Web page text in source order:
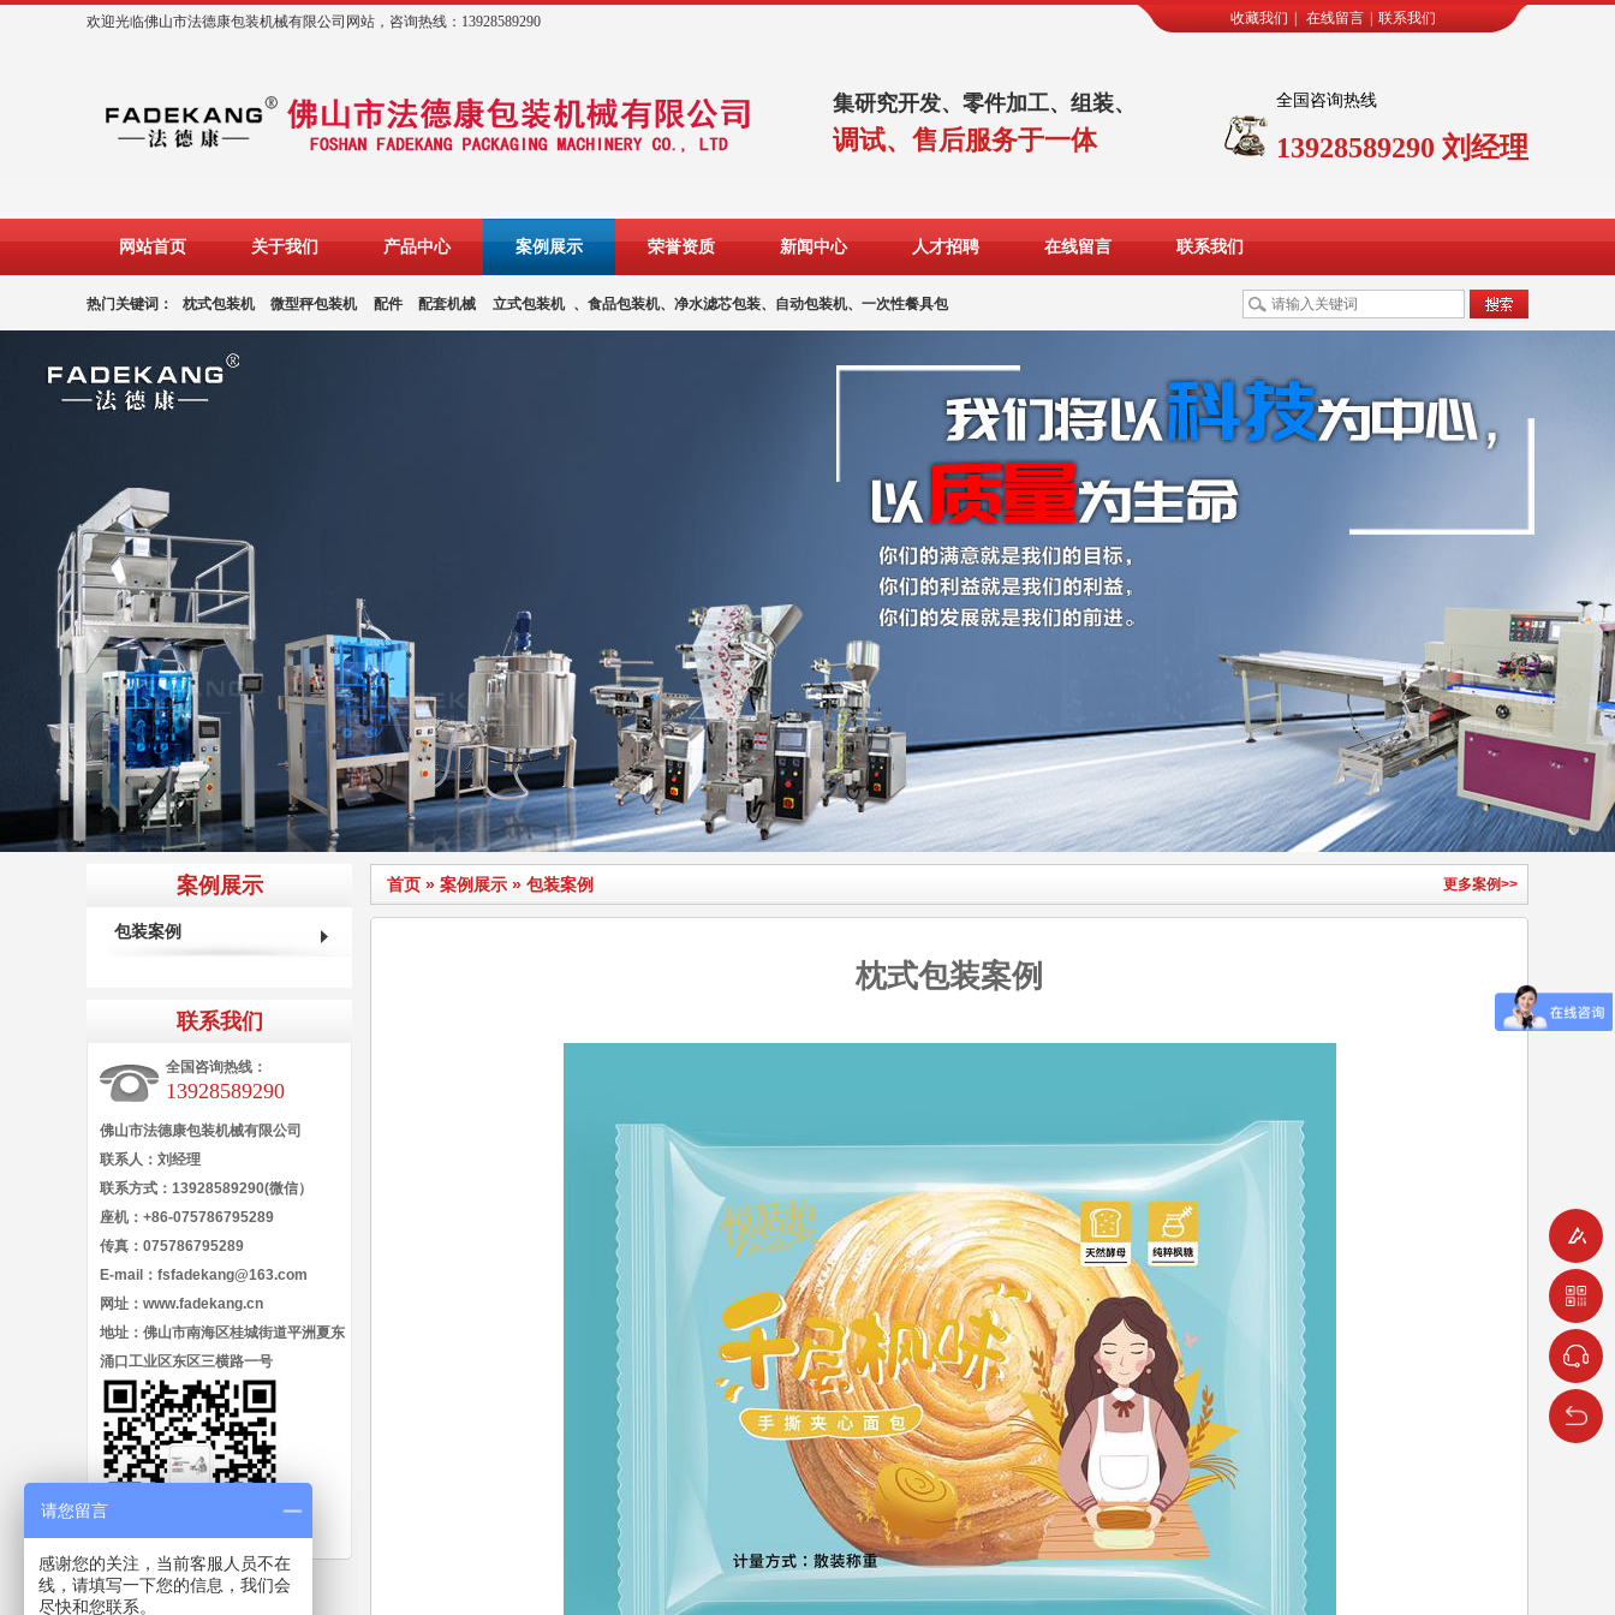
收藏我们 在线留言 联系我们
欢迎光临佛山市法德康包装机械有限公司网站，咨询热线：13928589290
全国咨询热线
13928589290 刘经理
集研究开发、零件加工、组装、
调试、售后服务于一体
网站首页 关于我们 产品中心 案例展示 荣誉资质 新闻中心 人才招聘 在线留言 联系我们
热门关键词： 枕式包装机 微型秤包装机 配件 配套机械 立式包装机
、食品包装机、净水滤芯包装、自动包装机、一次性餐具包
装、气泡膜包装机
更多案例>>
首页 » 案例展示 » 包装案例
枕式包装案例
案例展示
包装案例
联系我们
全国咨询热线：
13928589290
佛山市法德康包装机械有限公司
联系人：刘经理
联系方式： 13928589290(微信）
座机：+86-075786795289
传真：075786795289
E-mail：fsfadekang@163.com
网址： www.fadekang.cn
地址：佛山市南海区桂城街道平洲夏东
涌口工业区东区三横路一号
请您留言
感谢您的关注，当前客服人员不在
线，请填写一下您的信息，我们会
尽快和您联系。